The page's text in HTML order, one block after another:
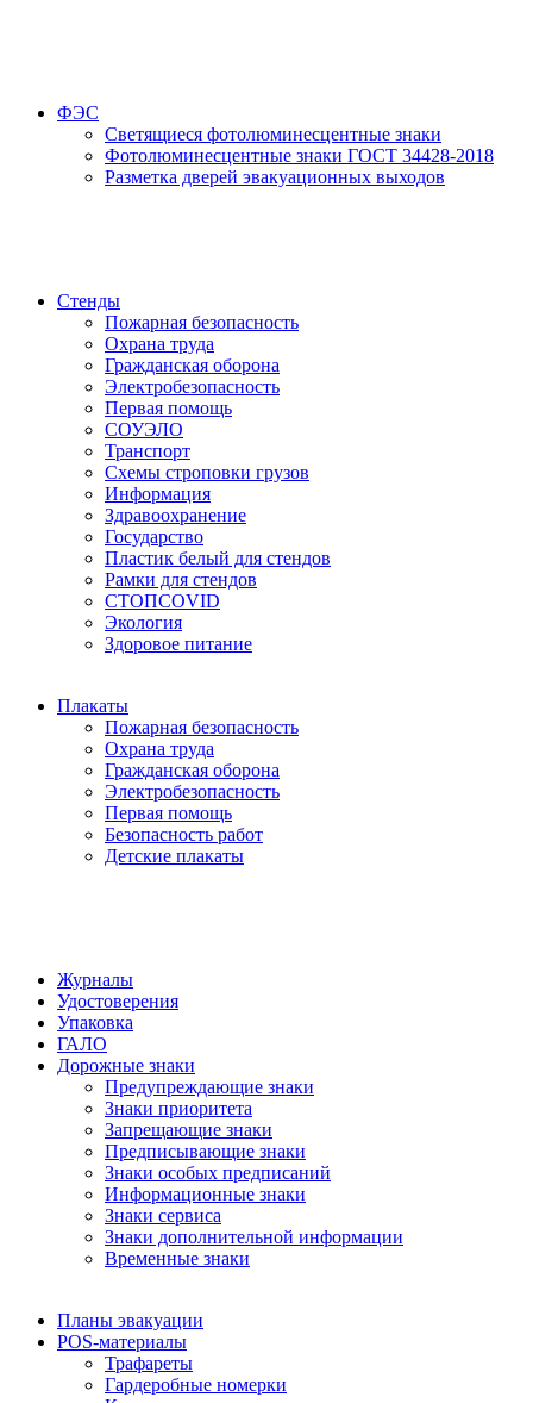
ФЭС
Светящиеся фотолюминесцентные знаки
Фотолюминесцентные знаки ГОСТ 34428-2018
Разметка дверей эвакуационных выходов
Стенды
Пожарная безопасность
Охрана труда
Гражданская оборона
Электробезопасность
Первая помощь
СОУЭЛО
Транспорт
Схемы строповки грузов
Информация
Здравоохранение
Государство
Пластик белый для стендов
Рамки для стендов
СТОПCOVID
Экология
Здоровое питание
Плакаты
Пожарная безопасность
Охрана труда
Гражданская оборона
Электробезопасность
Первая помощь
Безопасность работ
Детские плакаты
Журналы
Удостоверения
Упаковка
ГАЛО
Дорожные знаки
Предупреждающие знаки
Знаки приоритета
Запрещающие знаки
Предписывающие знаки
Знаки особых предписаний
Информационные знаки
Знаки сервиса
Знаки дополнительной информации
Временные знаки
Планы эвакуации
POS-материалы
Трафареты
Гардеробные номерки